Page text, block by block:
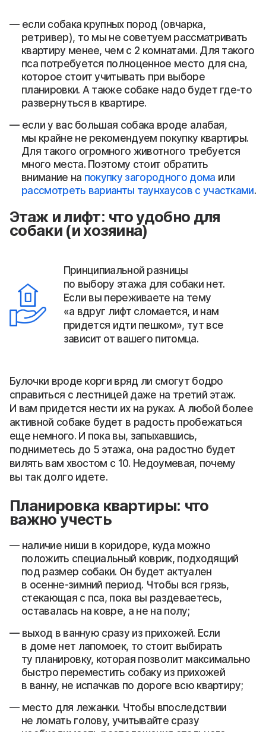
если собака крупных пород (овчарка,
ретривер), то мы не советуем рассматривать
квартиру менее, чем с 2 комнатами. Для такого
пса потребуется полноценное место для сна,
которое стоит учитывать при выборе
планировки. А также собаке надо будет где-то
развернуться в квартире.
если у вас большая собака вроде алабая,
мы крайне не рекомендуем покупку квартиры.
Для такого огромного животного требуется
много места. Поэтому стоит обратить
внимание на покупку загородного дома или
рассмотреть варианты таунхаусов с участками.
Этаж и лифт: что удобно для
собаки (и хозяина)
Принципиальной разницы
по выбору этажа для собаки нет.
Если вы переживаете на тему
«а вдруг лифт сломается, и нам
придется идти пешком», тут все
зависит от вашего питомца.
Булочки вроде корги вряд ли смогут бодро
справиться с лестницей даже на третий этаж.
И вам придется нести их на руках. А любой более
активной собаке будет в радость пробежаться
еще немного. И пока вы, запыхавшись,
подниметесь до 5 этажа, она радостно будет
вилять вам хвостом с 10. Недоумевая, почему
вы так долго идете.
Планировка квартиры: что
важно учесть
наличие ниши в коридоре, куда можно
положить специальный коврик, подходящий
под размер собаки. Он будет актуален
в осенне-зимний период. Чтобы вся грязь,
стекающая с пса, пока вы раздеваетесь,
оставалась на ковре, а не на полу;
выход в ванную сразу из прихожей. Если
в доме нет лапомоек, то стоит выбирать
ту планировку, которая позволит максимально
быстро переместить собаку из прихожей
в ванну, не испачкав по дороге всю квартиру;
место для лежанки. Чтобы впоследствии
не ломать голову, учитывайте сразу